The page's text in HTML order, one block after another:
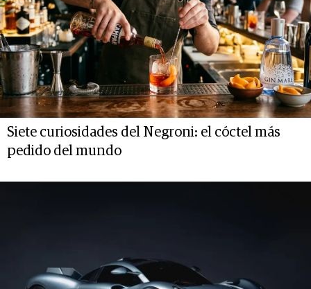
Siete curiosidades del Negroni: el cóctel más
pedido del mundo